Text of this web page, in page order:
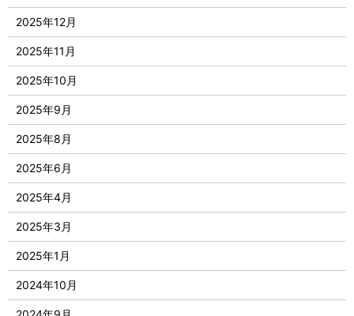
2025年12月
2025年11月
2025年10月
2025年9月
2025年8月
2025年6月
2025年4月
2025年3月
2025年1月
2024年10月